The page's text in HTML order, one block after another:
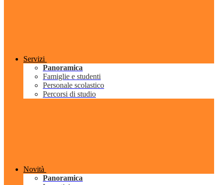
Servizi
Panoramica
Famiglie e studenti
Personale scolastico
Percorsi di studio
Novità
Panoramica